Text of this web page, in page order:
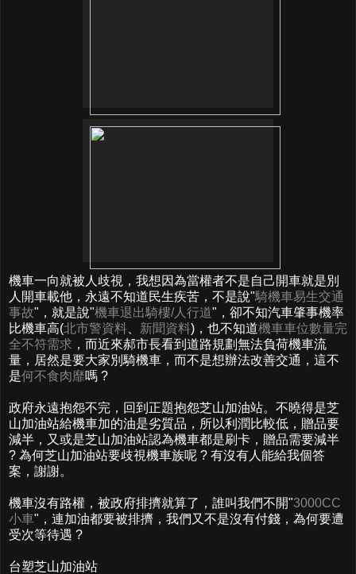
機車一向就被人歧視，我想因為當權者不是自己開車就是別
人開車載他，永遠不知道民生疾苦，不是說"騎機車易生交通
事故"，就是說"機車退出騎樓/人行道"，卻不知汽車肇事機率
比機車高(北市警資料 新聞資料)，也不知道機車車位數量完
全不符需求 ，而近來郝市長看到道路規劃無法負荷機車流
量，居然是要大家別騎機車，而不是想辦法改善交通，這不
是何不食肉靡嗎 ?
政府永遠抱怨不完，回到正題抱怨芝山加油站。不曉得是芝
山加油站給機車加的油是劣質品，所以利潤比較低，贈品要
減半，又或是芝山加油站認為機車都是刷卡，贈品需要減半
? 為何芝山加油站要歧視機車族呢 ? 有沒有人能給我個答
案，謝謝。
機車沒有路權，被政府排擠就算了，誰叫我們不開"3000CC
小車"，連加油都要被排擠，我們又不是沒有付錢，為何要遭
受次等待遇 ?
台塑芝山加油站